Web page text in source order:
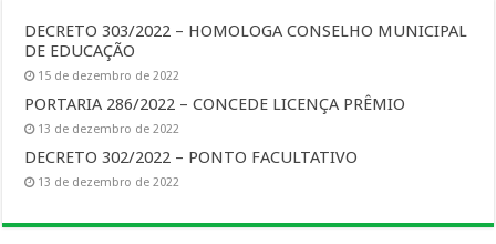
DECRETO 303/2022 – HOMOLOGA CONSELHO MUNICIPAL
DE EDUCAÇÃO
15 de dezembro de 2022
PORTARIA 286/2022 – CONCEDE LICENÇA PRÊMIO
13 de dezembro de 2022
DECRETO 302/2022 – PONTO FACULTATIVO
13 de dezembro de 2022